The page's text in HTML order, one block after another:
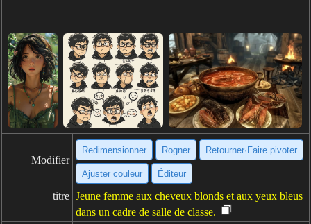
Modifier
Redimensionner Rogner Retourner·Faire pivoter
Ajuster couleur Éditeur
titre Jeune femme aux cheveux blonds et aux yeux bleus
dans un cadre de salle de classe.